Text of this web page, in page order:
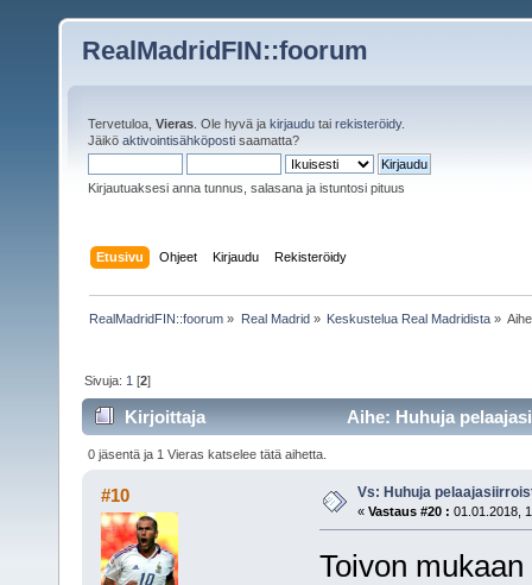
RealMadridFIN::foorum
Tervetuloa, Vieras . Ole hyvä ja kirjaudu tai rekisteröidy.
Jäikö aktivointisähköposti saamatta?
Kirjautuaksesi anna tunnus, salasana ja istuntosi pituus
Etusivu Ohjeet Kirjaudu Rekisteröidy
RealMadridFIN::foorum » Real Madrid» Keskustelua Real Madridista»
Sivuja: 1 [2]
Kirjoittaja Aihe: Huhuja
0 jäsentä ja 1 Vieras katselee tätä aihetta.
#10 Vs: Huhuja
« Vastaus #20 : 01.01.2018,
Toivon